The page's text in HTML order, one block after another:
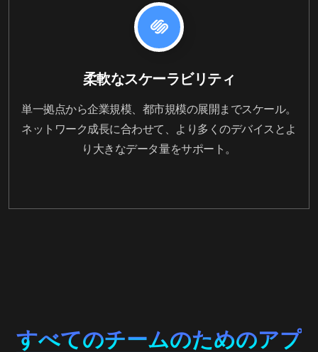
柔軟なスケーラビリティ
単一拠点から企業規模、都市規模の展開までスケール。
ネットワーク成長に合わせて、より多くのデバイスとよ
り大きなデータ量をサポート。
すべてのチームのためのアプ